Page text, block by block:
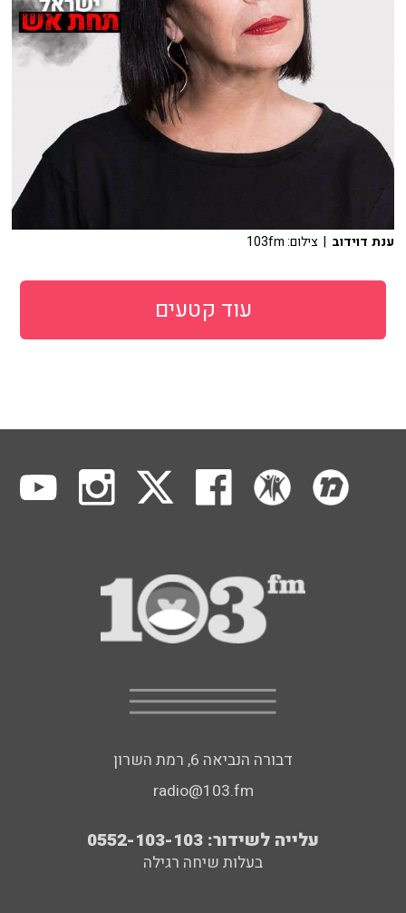
ענת דוידוב | צילום: 103fm
עוד קטעים
דבורה הנביאה 6, רמת השרון
radio@103.fm
עלייה לשידור: 0552-103-103
בעלות שיחה רגילה